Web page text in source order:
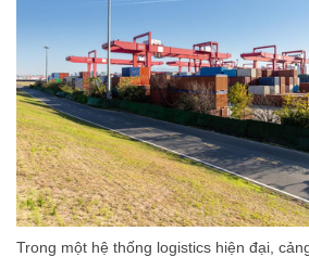
Trong một hệ thống logistics hiện đại,